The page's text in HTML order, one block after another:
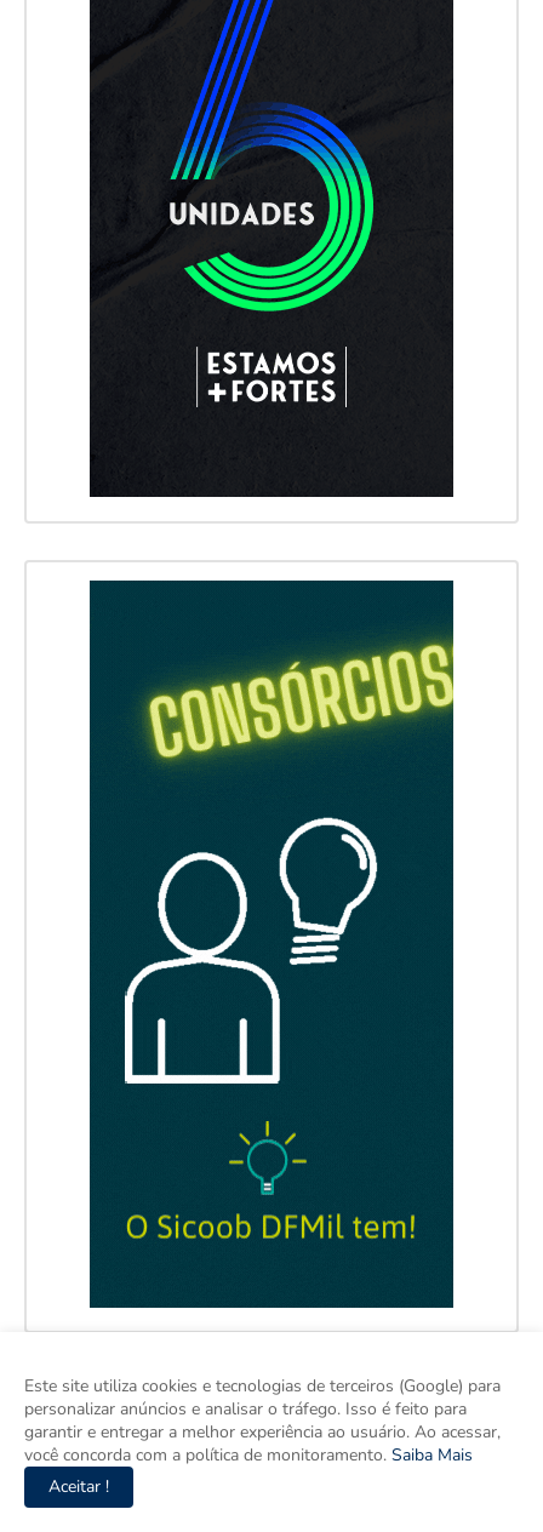
Este site utiliza cookies e tecnologias de terceiros (Google) para
personalizar anúncios e analisar o tráfego. Isso é feito para
garantir e entregar a melhor experiência ao usuário. Ao acessar,
você concorda com a política de monitoramento. Saiba Mais
Aceitar !